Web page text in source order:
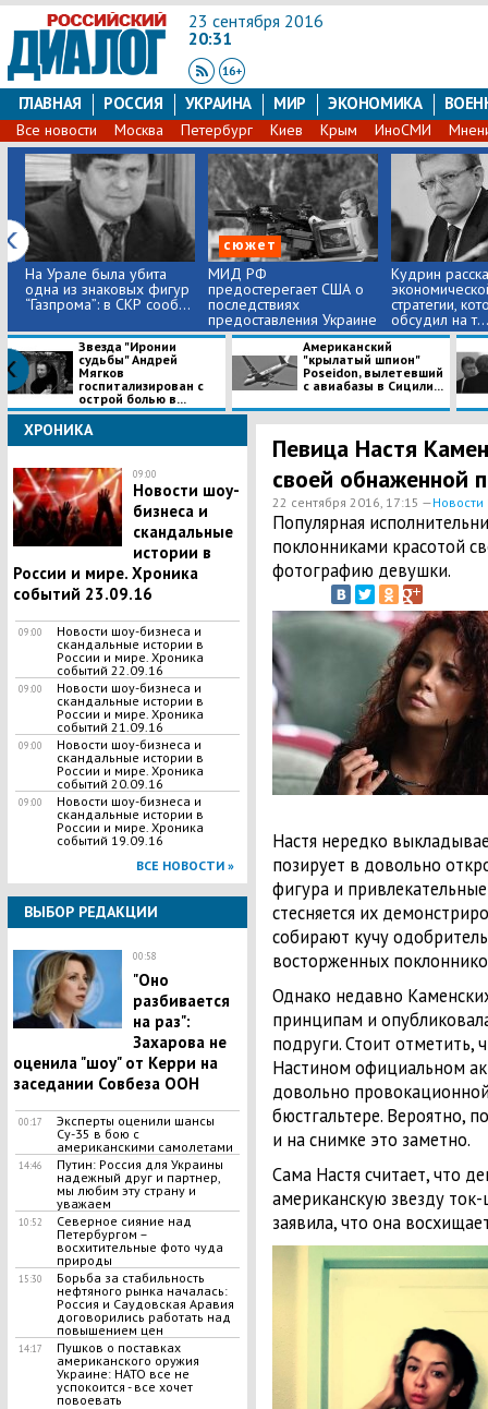
23 сентября 2016
20:31
ГЛАВНАЯ РОССИЯ УКРАИНА МИР ЭКОНОМИКА
Все новости Москва Петербург Киев Крым ИноСМИ
На Урале была убита
одна из знаковых фигур
“Газпрома”: в СКР сооб...
сюжет
МИД РФ
предостерегает США о
последствиях
предоставления Украине
л...
Кудрин
стратегии,
обсудил на т...
Звезда "Иронии
судьбы" Андрей
Мягков
госпитализирован с
острой болью в...
Американский
"крылатый шпион"
Poseidon, вылетевший
с авиабазы в Сицили...
ХРОНИКА
09:00
Новости шоу-
бизнеса и
скандальные
истории в
России и мире. Хроника
событий 23.09.16
09:00
Новости шоу-бизнеса и
скандальные истории в
России и мире. Хроника
событий 22.09.16
09:00
Новости шоу-бизнеса и
скандальные истории в
России и мире. Хроника
событий 21.09.16
09:00
Новости шоу-бизнеса и
скандальные истории в
России и мире. Хроника
событий 20.09.16
09:00
Новости шоу-бизнеса и
скандальные истории в
России и мире. Хроника
событий 19.09.16
ВСЕ НОВОСТИ »
ВЫБОР РЕДАКЦИИ
00:58
"Оно
разбивается
на раз":
Захарова не
оценила "шоу" от Керри на
заседании Совбеза ООН
00:17
Эксперты оценили шансы
Су-35 в бою с
американскими самолетами
14:46
Путин: Россия для Украины
надежный друг и партнер,
мы любим эту страну и
уважаем
10:52
Северное сияние над
Петербургом –
восхитительные фото чуда
природы
15:30
Борьба за стабильность
нефтяного рынка началась:
Россия и Саудовская Аравия
договорились работать над
повышением цен
14:17
Пушков о поставках
американского оружия
Украине: НАТО все не
успокоится - все хочет
повоевать
Певица Настя
своей обнаженной
22 сентября 2016, 17:15 —Новости
Популярная
поклонниками красотой
фотографию девушки.
Настя нередко
позирует в довольно
фигура и
стесняется их
собирают кучу
восторженных
Однако недавно
принципам и
подруги. Стоит отметить,
Настином официальном
довольно
бюстгальтере. Вероятно,
и на снимке это заметно.
Сама Настя считает, что
американскую звезду
заявила, что она